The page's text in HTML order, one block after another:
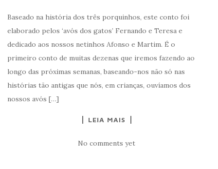
Baseado na história dos três porquinhos, este conto foi
elaborado pelos ‘avós dos gatos’ Fernando e Teresa e
dedicado aos nossos netinhos Afonso e Martim. É o
primeiro conto de muitas dezenas que iremos fazendo ao
longo das próximas semanas, baseando-nos não só nas
histórias tão antigas que nós, em crianças, ouvíamos dos
nossos avós […]
LEIA MAIS
No comments yet